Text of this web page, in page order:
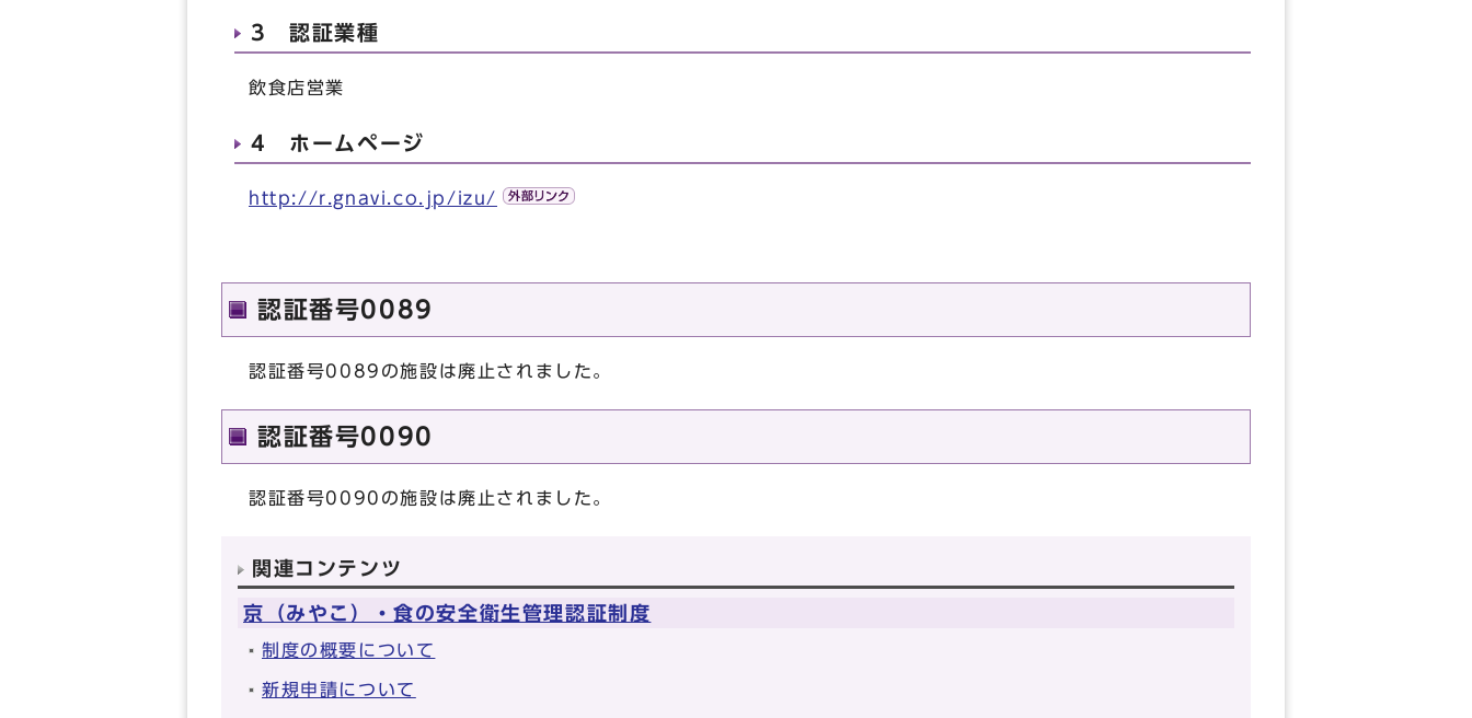
3 認証業種
飲食店営業
4 ホームページ
http://r.gnavi.co.jp/izu/
認証番号0089
認証番号0089の施設は廃止されました。
認証番号0090
認証番号0090の施設は廃止されました。
関連コンテンツ
京（みやこ）・食の安全衛生管理認証制度
制度の概要について
新規申請について